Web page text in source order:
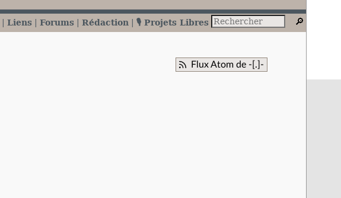
Liens Forums Rédaction 🎙️ Projets Libres
Flux Atom de -[.]-